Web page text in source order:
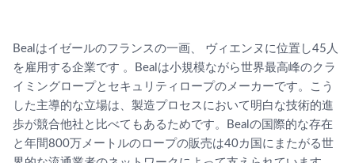
Bealはイゼールのフランスの一画、 ヴィエンヌに位置し45人
を雇用する企業です 。Bealは小規模ながら世界最高峰のクラ
イミングロープとセキュリティロープのメーカーです。こう
した主導的な立場は、製造プロセスにおいて明白な技術的進
歩が競合他社と比べてもあるためです。Bealの国際的な存在
と年間800万メートルのロープの販売は40カ国にまたがる世